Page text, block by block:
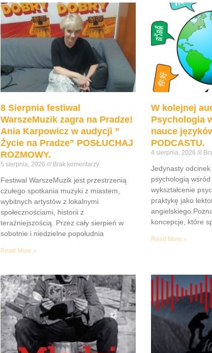
8 Sierpnia festiwal
WarszeMuzik zagra na Pradze!
Ania Karpowicz w audycji ”
Życie na Pradze” POSŁUCHAJ
ROZMOWY.
5 sierpnia, 2026 Brak komentarzy
Festiwal WarszeMuzik jest przestrzenią
czułego spotkania muzyki z miastem,
wybitnych artystów z lokalnymi
społecznościami, historii z
teraźniejszością. Przez cały sierpień w
sobotnie i niedzielne popołudnia
Read More »
W kolejnej
Psychologia
nauce
PODCASTU.
4 sierpnia, 2026
Jedynasty odcinek
psychologią wśród
wykształcenie
praktykę jako
koncepcje, które
Read More »